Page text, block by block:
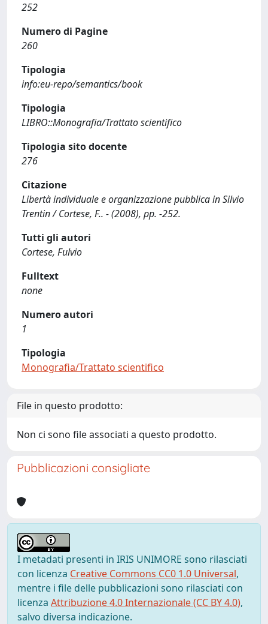
252
Numero di Pagine
260
Tipologia
info:eu-repo/semantics/book
Tipologia
LIBRO::Monografia/Trattato scientifico
Tipologia sito docente
276
Citazione
Libertà individuale e organizzazione pubblica in Silvio
Trentin / Cortese, F.. - (2008), pp. -252.
Tutti gli autori
Cortese, Fulvio
Fulltext
none
Numero autori
1
Tipologia
Monografia/Trattato scientifico
File in questo prodotto:
Non ci sono file associati a questo prodotto.
Pubblicazioni consigliate
I metadati presenti in IRIS UNIMORE sono rilasciati
con licenza Creative Commons CC0 1.0 Universal,
mentre i file delle pubblicazioni sono rilasciati con
licenza Attribuzione 4.0 Internazionale (CC BY 4.0),
salvo diversa indicazione.